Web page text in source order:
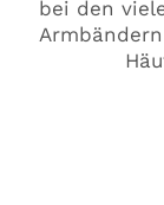
bei den